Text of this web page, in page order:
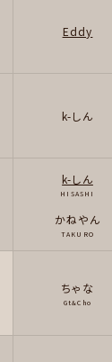
Eddy
k-しん
k-しん
HISASHI
かねやん
TAKURO
ちゃな
Gt&Cho